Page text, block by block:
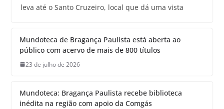
leva até o Santo Cruzeiro, local que dá uma vista
Mundoteca de Bragança Paulista está aberta ao
público com acervo de mais de 800 títulos
23 de julho de 2026
Mundoteca: Bragança Paulista recebe biblioteca
inédita na região com apoio da Comgás